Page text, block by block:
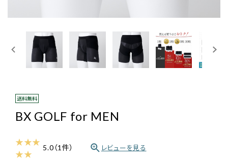
送料無料
BX GOLF for MEN
★ ★ ★
★ ★
5.0（1件） レビューを見る